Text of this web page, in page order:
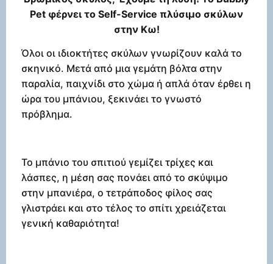
Pet φέρνει το Self-Service πλύσιμο σκύλων
στην Κω!
Όλοι οι ιδιοκτήτες σκύλων γνωρίζουν καλά το
σκηνικό. Μετά από μια γεμάτη βόλτα στην
παραλία, παιχνίδι στο χώμα ή απλά όταν έρθει η
ώρα του μπάνιου, ξεκινάει το γνωστό
πρόβλημα.
Το μπάνιο του σπιτιού γεμίζει τρίχες και
λάσπες, η μέση σας πονάει από το σκύψιμο
στην μπανιέρα, ο τετράποδος φίλος σας
γλιστράει και στο τέλος το σπίτι χρειάζεται
γενική καθαριότητα!